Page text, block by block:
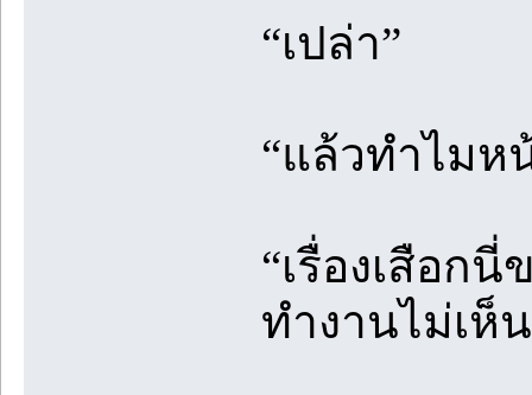
“เปล่า”
“แล้วทำไมห
“เรื่องเสือก
ทำงานไม่เห็